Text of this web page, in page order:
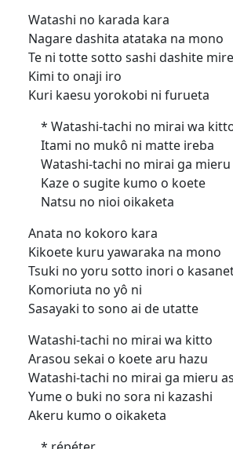
Watashi no karada kara
Nagare dashita atataka na mono
Te ni totte sotto sashi dashite
Kimi to onaji iro
Kuri kaesu yorokobi ni furueta
* Watashi-tachi no mirai wa
Itami no mukô ni matte ireba
Watashi-tachi no mirai ga
Kaze o sugite kumo o koete
Natsu no nioi oikaketa
Anata no kokoro kara
Kikoete kuru yawaraka na mono
Tsuki no yoru sotto inori o
Komoriuta no yô ni
Sasayaki to sono ai de utatte
Watashi-tachi no mirai wa kitto
Arasou sekai o koete aru hazu
Watashi-tachi no mirai ga mieru
Yume o buki no sora ni kazashi
Akeru kumo o oikaketa